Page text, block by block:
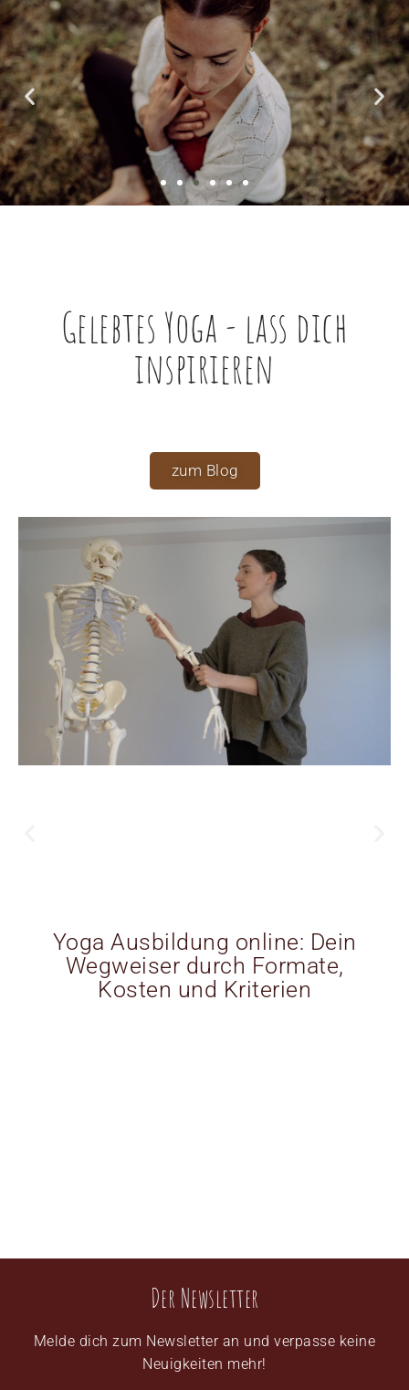
Gelebtes Yoga - lass dich
inspirieren​
zum Blog
Yoga Ausbildung online: Dein
Wegweiser durch Formate,
Kosten und Kriterien
Der Newsletter
Melde dich zum Newsletter an und verpasse keine
Neuigkeiten mehr!